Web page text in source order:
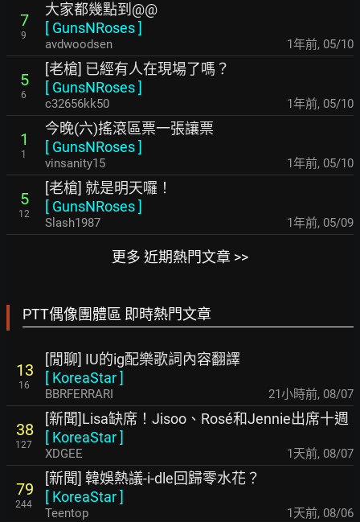
7
9
大家都幾點到@@
[ GunsNRoses]
avdwoodsen 1年前, 05/10
5
6
[老槍] 已經有人在現場了嗎？
[ GunsNRoses]
c32656kk50 1年前, 05/10
1
1
今晚(六)搖滾區票一張讓票
[ GunsNRoses]
vinsanity15 1年前, 05/10
5
12
[老槍] 就是明天囉！
[ GunsNRoses]
Slash1987 1年前, 05/09
更多 近期熱門文章 >>
PTT偶像團體區 即時熱門文章
13
16
[閒聊] IU的ig配樂歌詞內容翻譯
[ KoreaStar]
BBRFERRARI 21小時前, 08/07
38
127
[新聞]Lisa缺席！Jisoo、Rosé和Jennie出席十週
[ KoreaStar]
XDGEE 1天前, 08/07
79
244
[新聞] 韓娛熱議-i-dle回歸零水花？
[ KoreaStar]
Teentop 1天前, 08/06